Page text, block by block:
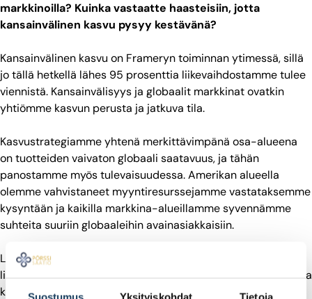
markkinoilla? Kuinka vastaatte haasteisiin, jotta
kansainvälinen kasvu pysyy kestävänä?
Kansainvälinen kasvu on Frameryn toiminnan ytimessä, sillä
jo tällä hetkellä lähes 95 prosenttia liikevaihdostamme tulee
viennistä. Kansainvälisyys ja globaalit markkinat ovatkin
yhtiömme kasvun perusta ja jatkuva tila.
Kasvustrategiamme yhtenä merkittävimpänä osa-alueena
on tuotteiden vaivaton globaali saatavuus, ja tähän
panostamme myös tulevaisuudessa. Amerikan alueella
olemme vahvistaneet myyntiresurssejamme vastataksemme
kysyntään ja kaikilla markkina-alueillamme syvennämme
suhteita suuriin globaaleihin avainasiakkaisiin.
Lisäksi kasvun kestävyyttä tukevat jälleenmyyjävetoisen
liiketoimintamallin jatkuva kehitys ja kyky toimia luotettavana
kumppanina maailman suurimmille yrityksille niiden